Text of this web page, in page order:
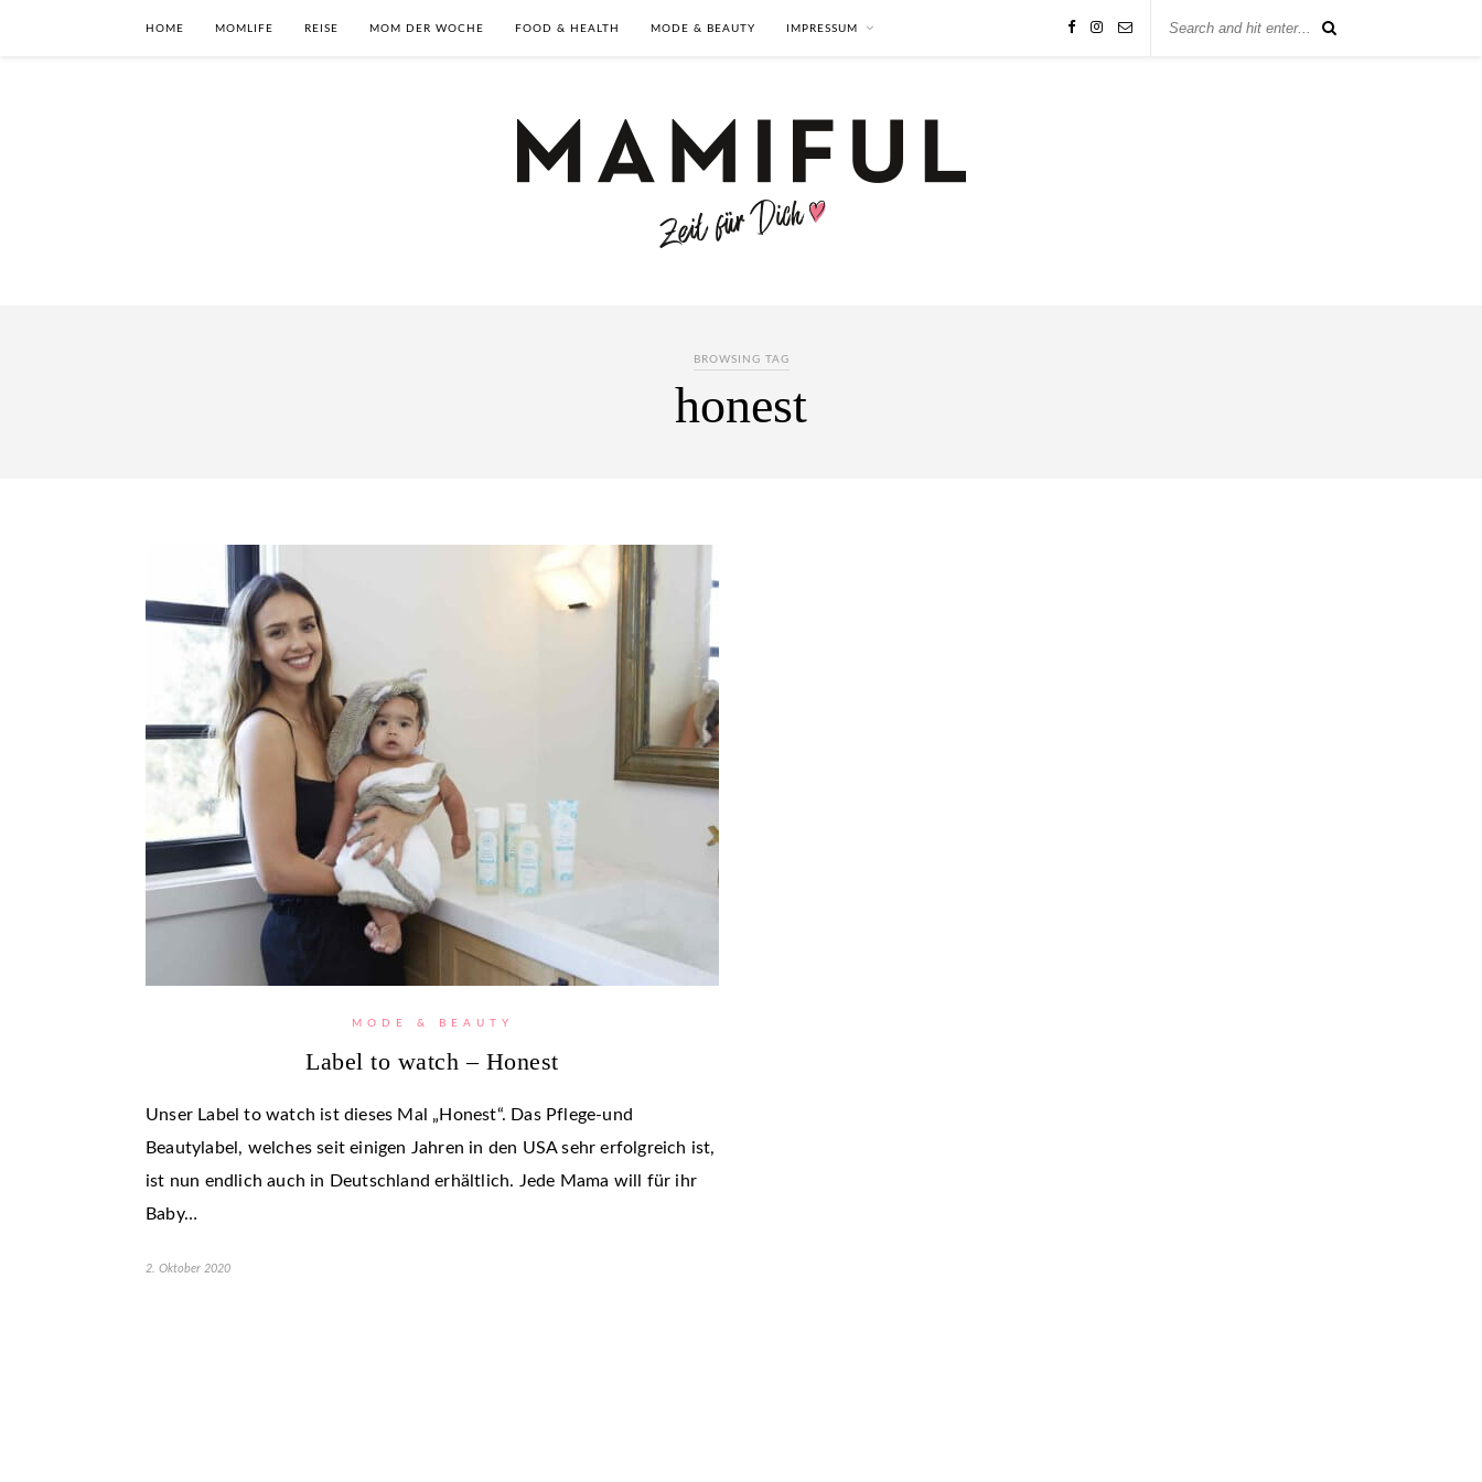
HOME MOMLIFE REISE MOM DER WOCHE FOOD & HEALTH MODE & BEAUTY IMPRESSUM
BROWSING TAG
honest
MODE & BEAUTY
Label to watch – Honest
Unser Label to watch ist dieses Mal „Honest“. Das Pflege-und
Beautylabel, welches seit einigen Jahren in den USA sehr erfolgreich ist,
ist nun endlich auch in Deutschland erhältlich. Jede Mama will für ihr
Baby…
2. Oktober 2020